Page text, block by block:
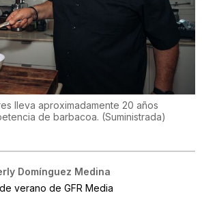
lleva aproximadamente 20 años
de barbacoa. (Suministrada)
Domínguez Medina
verano de GFR Media